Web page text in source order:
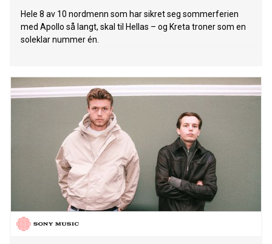
Hele 8 av 10 nordmenn som har sikret seg sommerferien
med Apollo så langt, skal til Hellas – og Kreta troner som en
soleklar nummer én.